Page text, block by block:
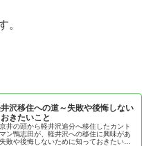
。
井沢移住への道～失敗や後悔しない
きたいこと
井の頭から軽井沢追分へ移住したカント
ン鴨志田が、軽井沢への移住に興味があ
敗や後悔しないために知っておきたいこ